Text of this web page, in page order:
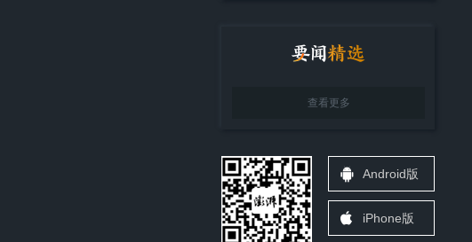
查看更多
Android版
iPhone版